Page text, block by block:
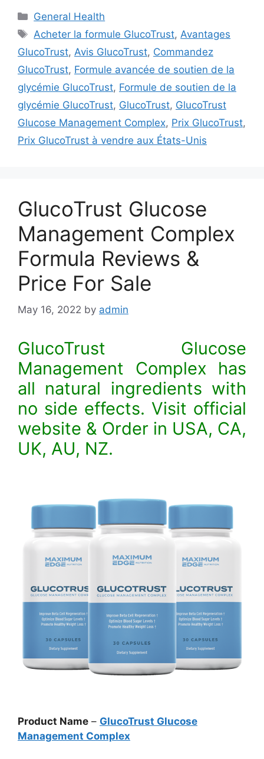
Categories
General Health
Tags
Acheter la formule GlucoTrust,Avantages
GlucoTrust, Avis GlucoTrust, Commandez
GlucoTrust, Formule avancée de soutien de la
glycémie GlucoTrust, Formule de soutien de la
glycémie GlucoTrust, GlucoTrust, GlucoTrust
Glucose Management Complex, Prix GlucoTrust,
Prix GlucoTrust à vendre aux États-Unis
GlucoTrust Glucose
Management Complex
Formula Reviews &
Price For Sale
May 16, 2022 by admin
GlucoTrust Glucose
Management Complex has
all natural ingredients with
no side effects. Visit official
website & Order in USA, CA,
UK, AU, NZ.
Product Name – GlucoTrust Glucose
Management Complex